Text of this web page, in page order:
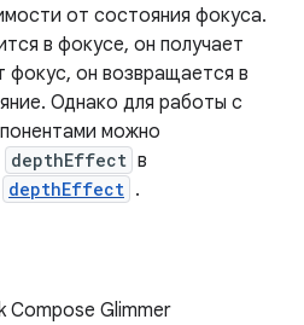
от состояния фокуса.
в фокусе, он получает
фокус, он возвращается в
Однако для работы с
можно
depthEffect в
depthEffect .
Compose Glimmer